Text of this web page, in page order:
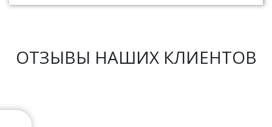
ОТЗЫВЫ НАШИХ КЛИЕНТОВ